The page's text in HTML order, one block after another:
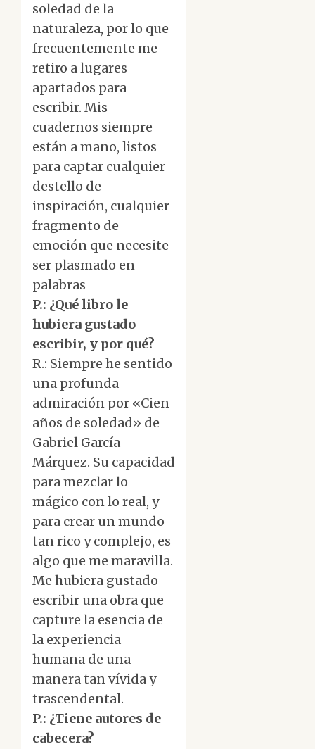
soledad de la
naturaleza, por lo que
frecuentemente me
retiro a lugares
apartados para
escribir. Mis
cuadernos siempre
están a mano, listos
para captar cualquier
destello de
inspiración, cualquier
fragmento de
emoción que necesite
ser plasmado en
palabras
P.: ¿Qué libro le
hubiera gustado
escribir, y por qué?
R.: Siempre he sentido
una profunda
admiración por «Cien
años de soledad» de
Gabriel García
Márquez. Su capacidad
para mezclar lo
mágico con lo real, y
para crear un mundo
tan rico y complejo, es
algo que me maravilla.
Me hubiera gustado
escribir una obra que
capture la esencia de
la experiencia
humana de una
manera tan vívida y
trascendental.
P.: ¿Tiene autores de
cabecera?